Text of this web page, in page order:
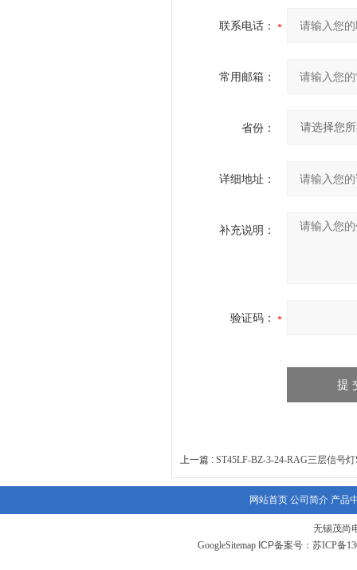
联系电话：
常用邮箱：
省份：
详细地址：
补充说明：
验证码：
上一篇 : ST45LF-BZ-3-24-RAG三层信号灯
网站首页 公司简介 产品
无锡茂尚
GoogleSitemapICP备案号： 苏ICP备